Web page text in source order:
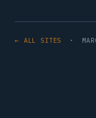
← ALL SITES ·